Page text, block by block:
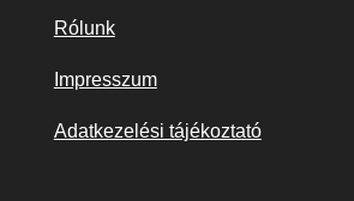
Rólunk
Impresszum
Adatkezelési tájékoztató